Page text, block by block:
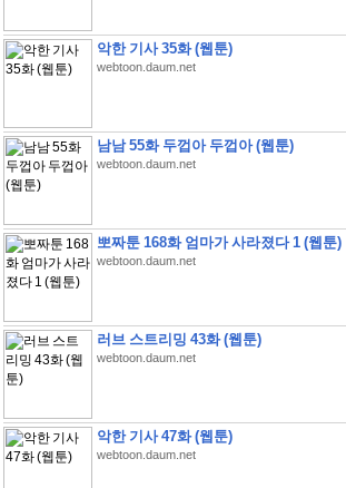
악한 기사 35화 (웹툰)
webtoon.daum.net
남남 55화 두껍아 두껍아 (웹툰)
webtoon.daum.net
뽀짜툰 168화 엄마가 사라졌다 1 (웹툰)
webtoon.daum.net
러브 스트리밍 43화 (웹툰)
webtoon.daum.net
악한 기사 47화 (웹툰)
webtoon.daum.net